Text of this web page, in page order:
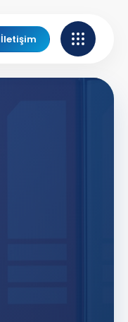
İletişim